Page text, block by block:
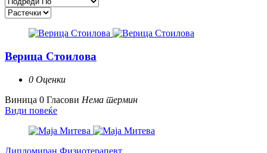
Верица Стоилова
0 Оценки
Виница 0 Гласови Нема термин
Види повеќе
Дипломиран Физиотерапевт